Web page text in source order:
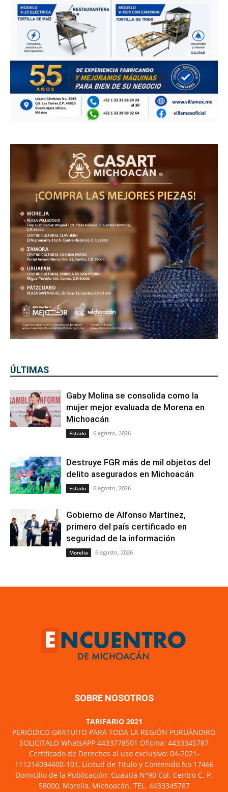
ÚLTIMAS
Gaby Molina se consolida como la
mujer mejor evaluada de Morena en
Michoacán
Estado 6 agosto, 2026
Destruye FGR más de mil objetos del
delito asegurados en Michoacán
Estado 6 agosto, 2026
Gobierno de Alfonso Martínez,
primero del país certificado en
seguridad de la información
Morelia 6 agosto, 2026
SOBRE NOSOTROS
TARIFARIO 2021
PERIÓDICO GRATUITO PARA TODA LA REGIÓN PURUÁNDIRO
SOLICITALO WhatsAPP 4433778501 Oficina: 4433345787
Certificado de Derechos al uso exclusivo: 04-2021-
111214094400-101, Licitud de Titulo y Contenido No 17466
Domicilio de la Publicación: Cuautla N°90 Col. Centro C. P.
58000, Morelia, Michoacán. TEL. 4433345787